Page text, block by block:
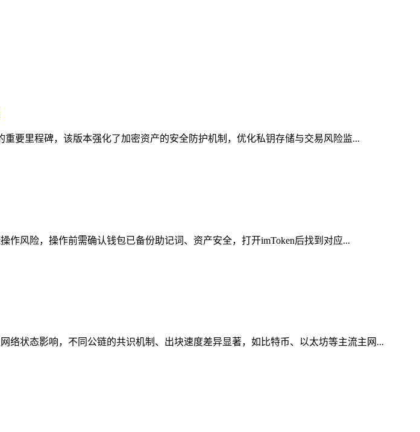
要里程碑，该版本强化了加密资产的安全防护机制，优化私钥存储与交易风险监...
风险，操作前需确认钱包已备份助记词、资产安全，打开imToken后找到对应...
络状态影响，不同公链的共识机制、出块速度差异显著，如比特币、以太坊等主流主网...